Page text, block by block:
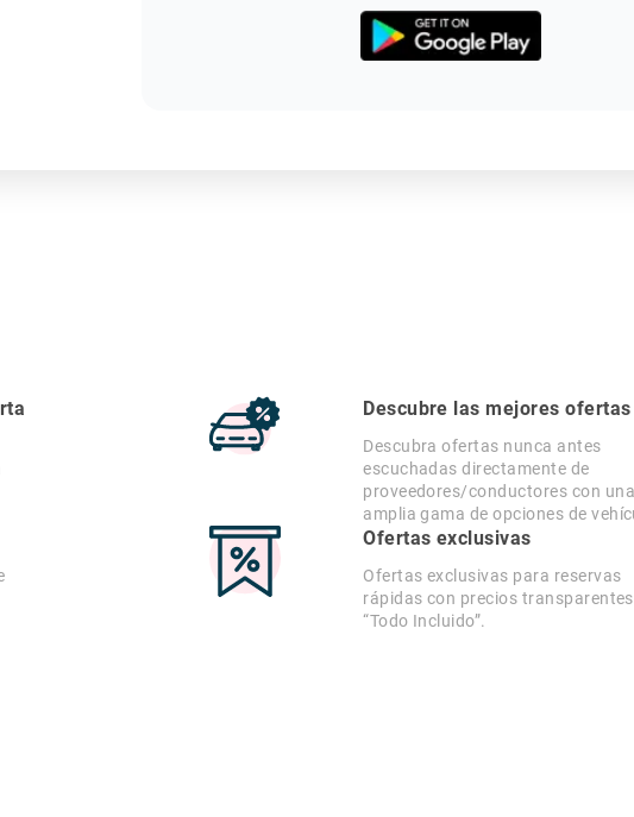
Descubre las mejores ofertas
Descubra ofertas nunca antes
escuchadas directamente de
proveedores/conductores con una
amplia gama de opciones de
Ofertas exclusivas
Ofertas exclusivas para reservas
rápidas con precios
“Todo Incluido”.